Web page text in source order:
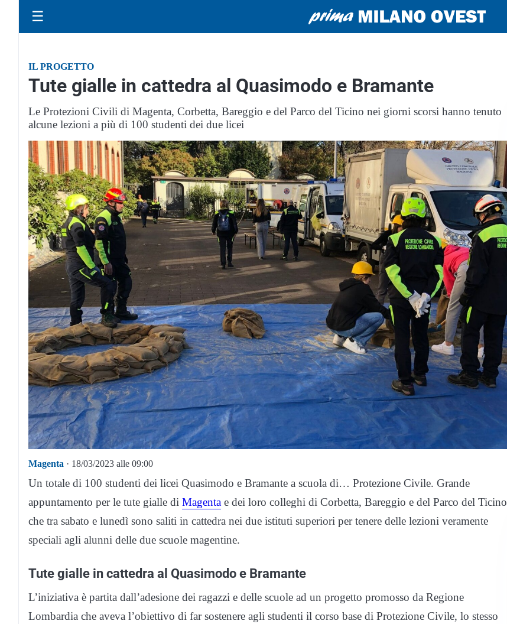
☰
IL PROGETTO
Tute gialle in cattedra al Quasimodo e Bramante
Le Protezioni Civili di Magenta, Corbetta, Bareggio e del Parco del Ticino nei giorni scorsi hanno tenuto
alcune lezioni a più di 100 studenti dei due licei
Magenta · 18/03/2023 alle 09:00
Un totale di 100 studenti dei licei Quasimodo e Bramante a scuola di… Protezione Civile. Grande
appuntamento per le tute gialle di Magenta e dei loro colleghi di Corbetta, Bareggio e del Parco del Ticino
che tra sabato e lunedì sono saliti in cattedra nei due istituti superiori per tenere delle lezioni veramente
speciali agli alunni delle due scuole magentine.
Tute gialle in cattedra al Quasimodo e Bramante
L’iniziativa è partita dall’adesione dei ragazzi e delle scuole ad un progetto promosso da Regione
Lombardia che aveva l’obiettivo di far sostenere agli studenti il corso base di Protezione Civile, lo stesso